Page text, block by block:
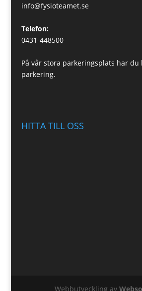
info@fysioteamet.se
Telefon:
0431-448500
På vår stora parkeringsplats har
parkering.
HITTA TILL OSS
Webbutveckling av